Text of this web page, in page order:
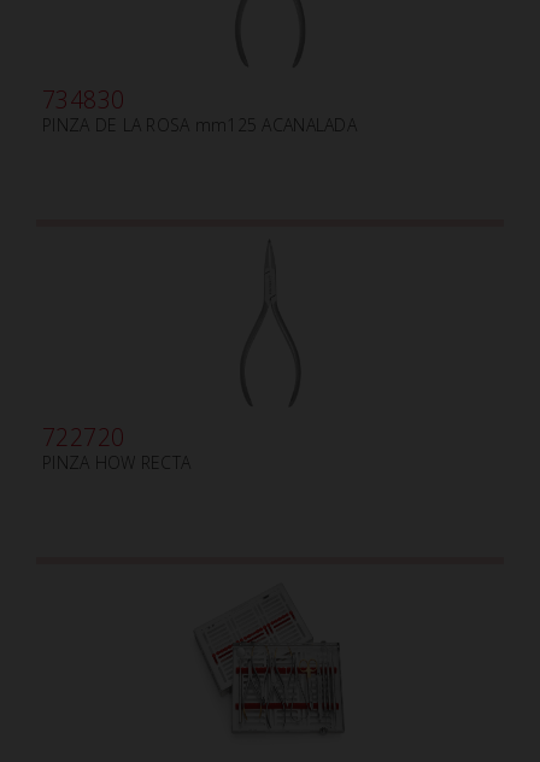
734830
PINZA DE LA ROSA mm125 ACANALADA
722720
PINZA HOW RECTA